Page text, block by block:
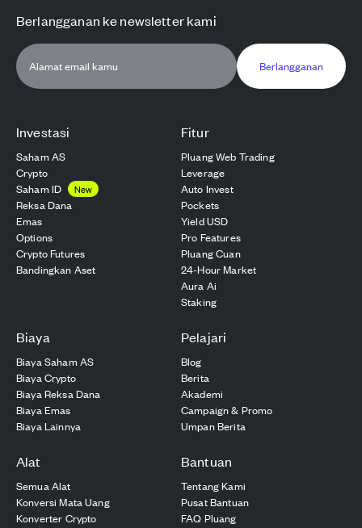
Investasi
Saham AS
Crypto
Saham ID
New
Reksa Dana
Emas
Options
Crypto Futures
Bandingkan Aset
Fitur
Pluang Web Trading
Leverage
Auto Invest
Pockets
Yield USD
Pro Features
Pluang Cuan
24-Hour Market
Aura Ai
Staking
Biaya
Biaya Saham AS
Biaya Crypto
Biaya Reksa Dana
Biaya Emas
Biaya Lainnya
Pelajari
Blog
Berita
Akademi
Campaign & Promo
Umpan Berita
Alat
Semua Alat
Konversi Mata Uang
Konverter Crypto
Bantuan
Tentang Kami
Pusat Bantuan
FAQ Pluang
Berlangganan ke newsletter kami
Berlangganan